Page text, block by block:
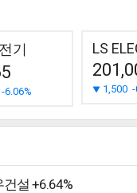
기
-6.06%
LS
1,500 -
건설 +6.64%